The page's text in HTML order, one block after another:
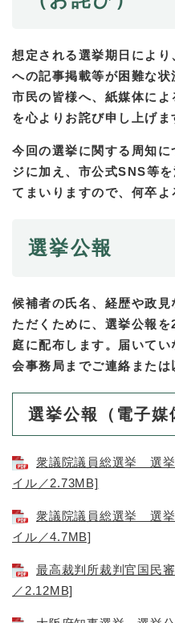
想定される選挙期日によ
への記事掲載等が困難な状
市民の皆様へ、紙媒体に
を心よりお詫び申し上げま
今回の選挙に関する周知
ジに加え、市公式SNS等
てまいりますので、何卒よ
選挙公報
候補者の氏名、経歴や政
ただくために、選挙公報
庭に配布します。届いて
会事務局までご連絡または
選挙公報（電子媒
衆議院議員総選挙 選
イル／2.73MB]
衆議院議員総選挙 選
イル／4.7MB]
最高裁判所裁判官国民
／2.12MB]